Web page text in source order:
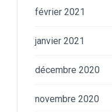
février 2021
janvier 2021
décembre 2020
novembre 2020